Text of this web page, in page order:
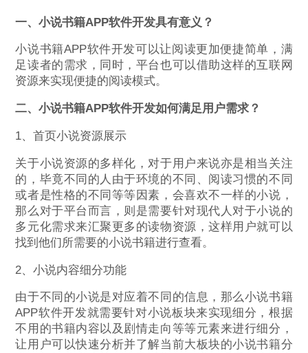
一、小说书籍APP软件开发具有意义？
小说书籍APP软件开发可以让阅读更加便捷简单，满
足读者的需求，同时，平台也可以借助这样的互联网
资源来实现便捷的阅读模式。
二、小说书籍APP软件开发如何满足用户需求？
1、首页小说资源展示
关于小说资源的多样化，对于用户来说亦是相当关注
的，毕竟不同的人由于环境的不同、阅读习惯的不同
或者是性格的不同等等因素，会喜欢不一样的小说，
那么对于平台而言，则是需要针对现代人对于小说的
多元化需求来汇聚更多的读物资源，这样用户就可以
找到他们所需要的小说书籍进行查看。
2、小说内容细分功能
由于不同的小说是对应着不同的信息，那么小说书籍
APP软件开发就需要针对小说板块来实现细分，根据
不用的书籍内容以及剧情走向等等元素来进行细分，
让用户可以快速分析并了解当前大板块的小说书籍分